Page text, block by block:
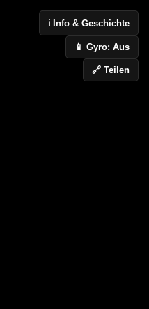
ℹ️ Info & Geschichte
📱 Gyro: Aus
🔗 Teilen